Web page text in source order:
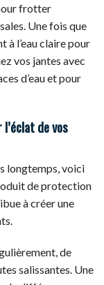
frotter
Une fois que
à l’eau claire pour
vos jantes avec
d’eau et pour
de vos
longtemps, voici
de protection
à créer une
de
salissantes. Une